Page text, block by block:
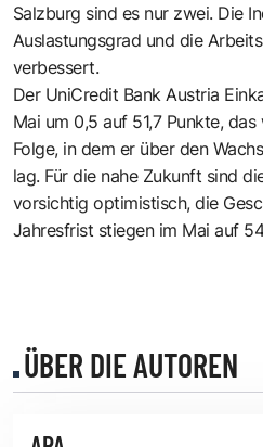
Salzburg sind es nur zwei. Die
Auslastungsgrad und die
verbessert.
Der UniCredit Bank Austria
Mai um 0,5 auf 51,7 Punkte,
Folge, in dem er über den
lag. Für die nahe Zukunft sind
vorsichtig optimistisch, die
Jahresfrist stiegen im Mai auf
ÜBER DIE AUTOREN